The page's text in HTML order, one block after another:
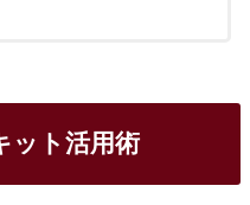
ット活用術